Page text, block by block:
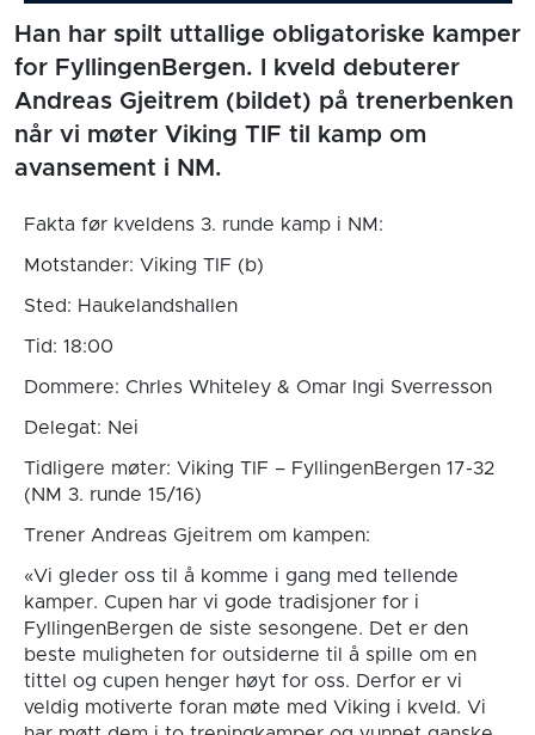
Han har spilt uttallige obligatoriske kamper
for FyllingenBergen. I kveld debuterer
Andreas Gjeitrem (bildet) på trenerbenken
når vi møter Viking TIF til kamp om
avansement i NM.
Fakta før kveldens 3. runde kamp i NM:
Motstander: Viking TIF (b)
Sted: Haukelandshallen
Tid: 18:00
Dommere: Chrles Whiteley & Omar Ingi Sverresson
Delegat: Nei
Tidligere møter: Viking TIF – FyllingenBergen 17-32
(NM 3. runde 15/16)
Trener Andreas Gjeitrem om kampen:
«Vi gleder oss til å komme i gang med tellende
kamper. Cupen har vi gode tradisjoner for i
FyllingenBergen de siste sesongene. Det er den
beste muligheten for outsiderne til å spille om en
tittel og cupen henger høyt for oss. Derfor er vi
veldig motiverte foran møte med Viking i kveld. Vi